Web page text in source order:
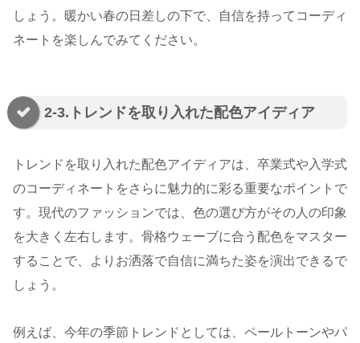
しょう。暖かい春の日差しの下で、自信を持ってコーディ
ネートを楽しんでみてください。
2-3.トレンドを取り入れた配色アイディア
トレンドを取り入れた配色アイディアは、卒業式や入学式
のコーディネートをさらに魅力的に彩る重要なポイントで
す。現代のファッションでは、色の選び方がその人の印象
を大きく左右します。骨格ウェーブに合う配色をマスター
することで、よりお洒落で自信に満ちた姿を演出できるで
しょう。
例えば、今年の季節トレンドとしては、ペールトーンやパ